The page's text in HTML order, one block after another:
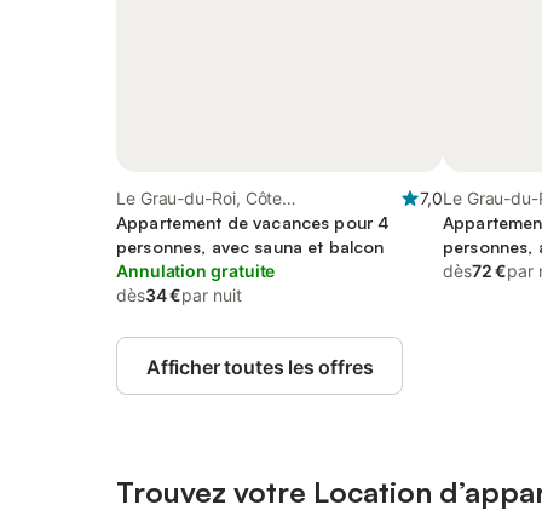
Le Grau-du-Roi, Côte
méditerranéenne (France)
7,0
Appartement de vacances pour 4
personnes, avec sauna et balcon
Annulation gratuite
dès34 €par nuit
Le Grau-du-
personnes,
dès72 €par
Afficher toutes les offres
Trouvez votre Location